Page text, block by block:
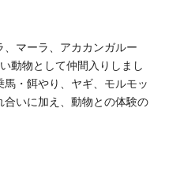
マーラ、アカカンガルー
動物として仲間入りしまし
・餌やり、ヤギ、モルモッ
合いに加え、動物との体験の